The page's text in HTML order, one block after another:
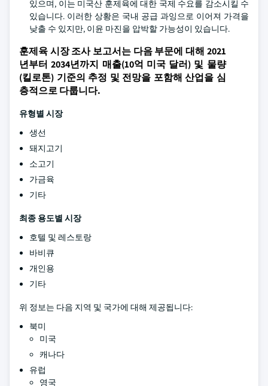
있으며, 이는 미국산 훈제육에 대한 국제 수요를 감소시킬 수
있습니다. 이러한 상황은 국내 공급 과잉으로 이어져 가격을
낮출 수 있지만, 이윤 마진을 압박할 가능성이 있습니다.
훈제육 시장 조사 보고서는 다음 부문에 대해 2021
년부터 2034년까지 매출(10억 미국 달러) 및 물량
(킬로톤) 기준의 추정 및 전망을 포함해 산업을 심
층적으로 다룹니다.
유형별 시장
생선
돼지고기
소고기
가금육
기타
최종 용도별 시장
호텔 및 레스토랑
바비큐
개인용
기타
위 정보는 다음 지역 및 국가에 대해 제공됩니다:
북미
미국
캐나다
유럽
영국